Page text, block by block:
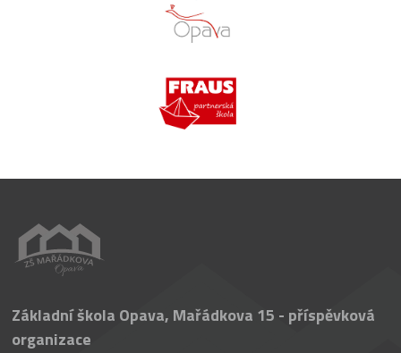
Základní škola Opava, Mařádkova 15 - příspěvková
organizace